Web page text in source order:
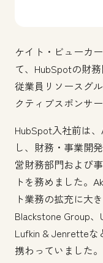
ケイト・ビューカ
て、HubSpotの財
従業員リソースグ
クティブスポンサ
HubSpot入社前は、
し、財務・事業開
営財務部門および
トを務めました。
ト業務の拡充に大
Blackstone Group、
Lufkin & Jenretteな
携わっていました。